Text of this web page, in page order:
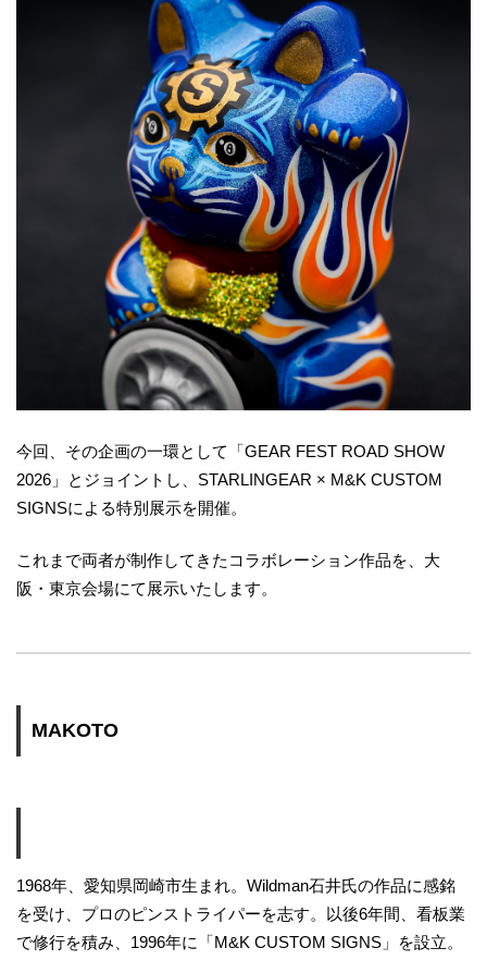
今回、その企画の一環として「GEAR FEST ROAD SHOW
2026」とジョイントし、STARLINGEAR × M&K CUSTOM
SIGNSによる特別展示を開催。
これまで両者が制作してきたコラボレーション作品を、大
阪・東京会場にて展示いたします。
MAKOTO
1968年、愛知県岡崎市生まれ。Wildman石井氏の作品に感銘
を受け、プロのピンストライパーを志す。以後6年間、看板業
で修行を積み、1996年に「M&K CUSTOM SIGNS」を設立。